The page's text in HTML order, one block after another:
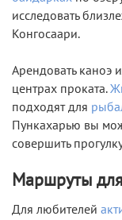
исследовать
Конгосаари.
Арендовать каноэ
центрах проката.
подходят для
Пункахарью вы
совершить
Маршруты
Для любителей